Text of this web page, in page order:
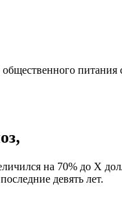
питания
на 70% до X
девять лет.